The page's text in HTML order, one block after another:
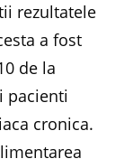
rezultatele
a fost
de la
pacienti
cronica.